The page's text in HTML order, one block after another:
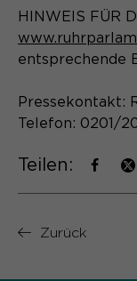
HINWEIS FÜR
entsprechende
Pressekontakt:
Telefon: 0201/
Teilen:
Zurück